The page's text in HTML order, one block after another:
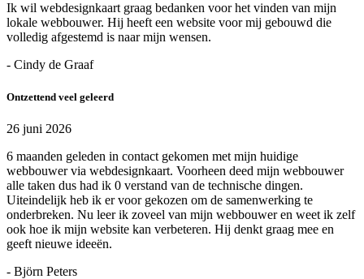
Ik wil webdesignkaart graag bedanken voor het vinden van mijn
lokale webbouwer. Hij heeft een website voor mij gebouwd die
volledig afgestemd is naar mijn wensen.
- Cindy de Graaf
Ontzettend veel geleerd
26 juni 2026
6 maanden geleden in contact gekomen met mijn huidige
webbouwer via webdesignkaart. Voorheen deed mijn webbouwer
alle taken dus had ik 0 verstand van de technische dingen.
Uiteindelijk heb ik er voor gekozen om de samenwerking te
onderbreken. Nu leer ik zoveel van mijn webbouwer en weet ik zelf
ook hoe ik mijn website kan verbeteren. Hij denkt graag mee en
geeft nieuwe ideeën.
- Björn Peters